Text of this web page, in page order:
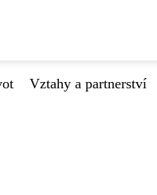
Vztahy a partnerství